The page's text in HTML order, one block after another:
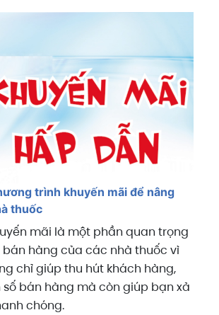
trình khuyến mãi để nâng
thuốc
mãi là một phần quan trọng
hàng của các nhà thuốc vì
chỉ giúp thu hút khách hàng,
bán hàng mà còn giúp bạn xả
chóng.